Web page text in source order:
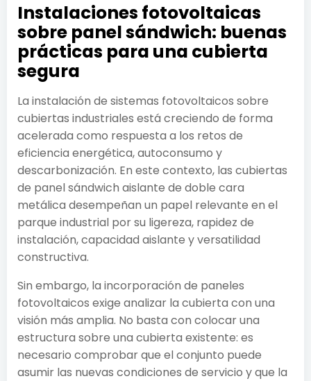
Instalaciones fotovoltaicas
sobre panel sándwich: buenas
prácticas para una cubierta
segura
La instalación de sistemas fotovoltaicos sobre
cubiertas industriales está creciendo de forma
acelerada como respuesta a los retos de
eficiencia energética, autoconsumo y
descarbonización. En este contexto, las cubiertas
de panel sándwich aislante de doble cara
metálica desempeñan un papel relevante en el
parque industrial por su ligereza, rapidez de
instalación, capacidad aislante y versatilidad
constructiva.
Sin embargo, la incorporación de paneles
fotovoltaicos exige analizar la cubierta con una
visión más amplia. No basta con colocar una
estructura sobre una cubierta existente: es
necesario comprobar que el conjunto puede
asumir las nuevas condiciones de servicio y que la